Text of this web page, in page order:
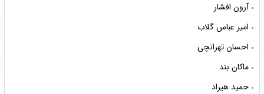
آرون افشار
امیر عباس گلاب
احسان تهرانچی
ماکان بند
حمید هیراد